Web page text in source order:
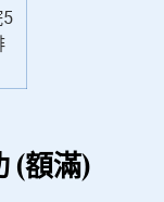
(額滿)